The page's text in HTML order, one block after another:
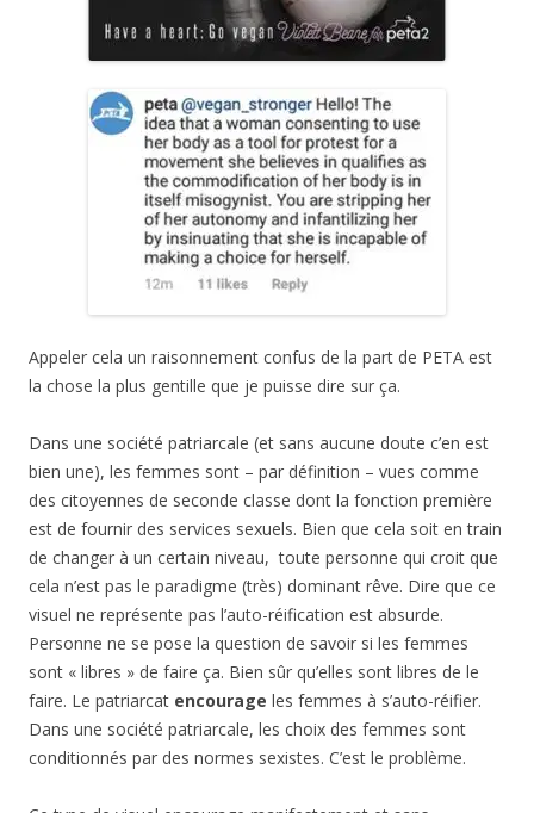
Appeler cela un raisonnement confus de la part de PETA est
la chose la plus gentille que je puisse dire sur ça.
Dans une société patriarcale (et sans aucune doute c’en est
bien une), les femmes sont – par définition – vues comme
des citoyennes de seconde classe dont la fonction première
est de fournir des services sexuels. Bien que cela soit en train
de changer à un certain niveau, toute personne qui croit que
cela n’est pas le paradigme (très) dominant rêve. Dire que ce
visuel ne représente pas l’auto-réification est absurde.
Personne ne se pose la question de savoir si les femmes
sont « libres » de faire ça. Bien sûr qu’elles sont libres de le
faire. Le patriarcat encourage les femmes à s’auto-réifier.
Dans une société patriarcale, les choix des femmes sont
conditionnés par des normes sexistes. C’est le problème.